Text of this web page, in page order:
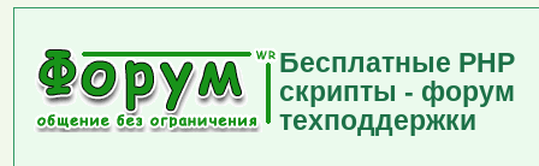
Бесплатные PHP
скрипты - форум
техподдержки